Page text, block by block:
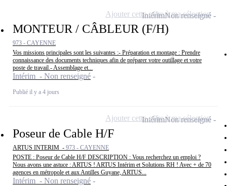
MONTEUR / CÂBLEUR (F/H)
973 - CAYENNE
Vos missions principales sont les suivantes :- Préparation et montage : Prendre
connaissance des documents techniques afin de préparer votre outillage et votre
poste de travail.- Assemblage et...
Intérim - Non renseigné
Publié il y a 4 jours
IntérimNon renseigné
Ajouter cette offre à ma sélection
Poseur de Cable H/F
ARTUS INTERIM - 973 - CAYENNE
POSTE : Poseur de Cable H/F DESCRIPTION : Vous recherchez un emploi ?
Nous avons une astuce : ARTUS ! ARTUS Intérim et Solutions RH ! Avec + de 70
agences en métropole et aux Antilles Guyane, ARTUS...
Intérim - Non renseigné
IntérimNon renseigné
Ajouter cette offre à ma sélection